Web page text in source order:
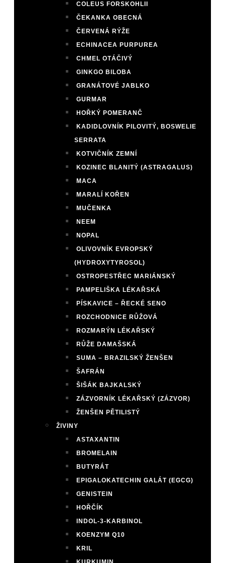
COLEUS FORSKOHLII
ČEKANKA OBECNÁ
ČERVENÁ RÝŽE
ECHINACEA PURPUREA
CHMEL OTÁČIVÝ
GINKGO BILOBA
GRANÁTOVÉ JABLKO
GURMAR
HOŘKÝ POMERANČ
KADIDLOVNÍK PILOVITÝ, BOSWELIE
SERRATA
KOTVIČNÍK ZEMNÍ
KOZINEC BLANITÝ (ASTRAGALUS)
MACA
MARALÍ KOŘEN
MUČENKA
NEEM
NOPAL
OLIVOVNÍK EVROPSKÝ
(HYDROXYTYROSOL)
OSTROPESTŘEC MARIÁNSKÝ
PAMPELIŠKA LÉKAŘSKÁ
PÍSKAVICE – ŘECKÉ SENO
ROZCHODNICE RŮŽOVÁ
ROZMARÝN LÉKAŘSKÝ
RŮŽE DAMAŠSKÁ
SUMA – BRAZILSKÝ ŽENŠEN
ŠAFRÁN
ŠIŠÁK BAJKALSKÝ
ZÁZVORNÍK LÉKAŘSKÝ (ZÁZVOR)
ŽENŠEN PĚTILISTÝ
ŽIVINY
ASTAXANTIN
BROMELAIN
BUTYRÁT
EPIGALOKATECHIN GALÁT (EGCG)
GENISTEIN
HOŘČÍK
INDOL-3-KARBINOL
KOENZYM Q10
KRIL